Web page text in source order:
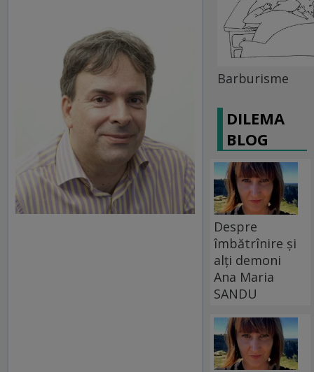
Barburisme
DILEMA
BLOG
Despre
îmbătrînire și
alți demoni
Ana Maria
SANDU